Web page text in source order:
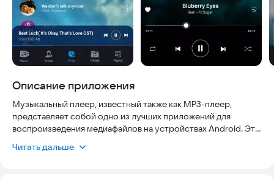
Описание приложения
Музыкальный плеер, известный также как MP3-плеер,
представляет собой одно из лучших приложений для
воспроизведения медиафайлов на устройствах Android. Это
ваших данных, удобство использования и актуальность
Читать дальше